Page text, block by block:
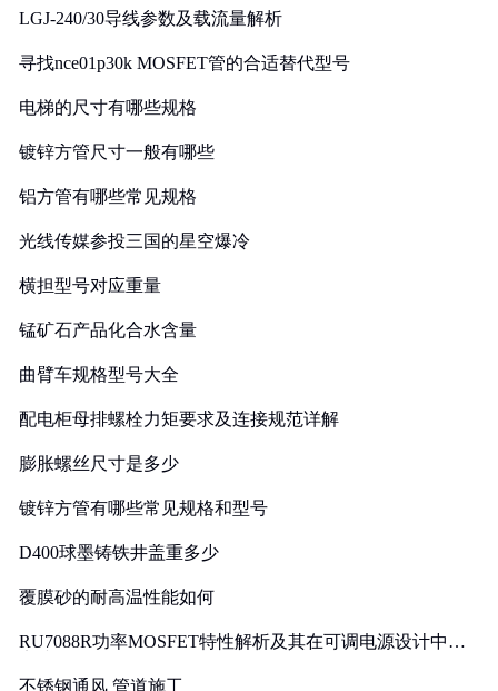
LGJ-240/30导线参数及载流量解析
寻找nce01p30k MOSFET管的合适替代型号
电梯的尺寸有哪些规格
镀锌方管尺寸一般有哪些
铝方管有哪些常见规格
光线传媒参投三国的星空爆冷
横担型号对应重量
锰矿石产品化合水含量
曲臂车规格型号大全
配电柜母排螺栓力矩要求及连接规范详解
膨胀螺丝尺寸是多少
镀锌方管有哪些常见规格和型号
D400球墨铸铁井盖重多少
覆膜砂的耐高温性能如何
RU7088R功率MOSFET特性解析及其在可调电源设计中的
不锈钢通风 管道施工